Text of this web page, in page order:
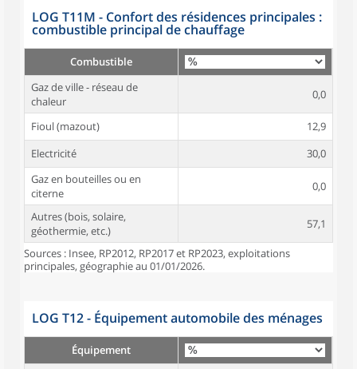
LOG T11M - Confort des résidences principales :
combustible principal de chauffage
Combustible
Gaz de ville - réseau de
chaleur
0,0
Fioul (mazout)
12,9
Electricité
30,0
Gaz en bouteilles ou en
citerne
0,0
Autres (bois, solaire,
géothermie, etc.)
57,1
Sources : Insee, RP2012, RP2017 et RP2023, exploitations
principales, géographie au 01/01/2026.
LOG T12 - Équipement automobile des ménages
Équipement